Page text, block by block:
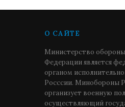
О САЙТЕ
Министерство
Федерации является
органом
Росссии. Минобороны
организует военную
осуществляющий